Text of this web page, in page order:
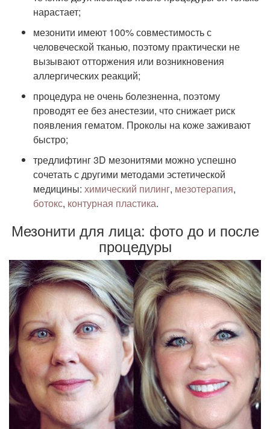
нарастает;
мезонити имеют 100% совместимость с
человеческой тканью, поэтому практически не
вызывают отторжения или возникновения
аллергических реакций;
процедура не очень болезненна, поэтому
проводят ее без анестезии, что снижает риск
появления гематом. Проколы на коже заживают
быстро;
тредлифтинг 3D мезонитями можно успешно
сочетать с другими методами эстетической
медицины: химический пилинг, мезотерапия,
ботокс, контурная пластика.
Мезонити для лица: фото до и после
процедуры